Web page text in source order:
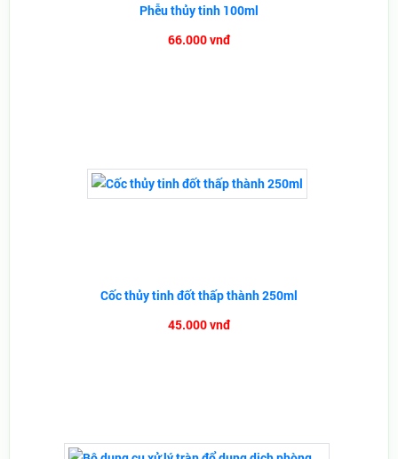
Phễu thủy tinh 100ml
66.000 vnđ
Cốc thủy tinh đốt thấp thành 250ml
45.000 vnđ